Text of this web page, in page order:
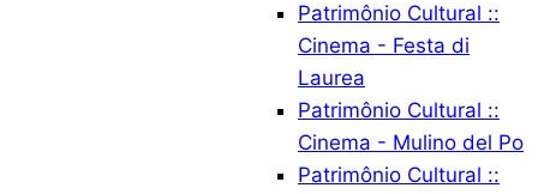
Patrimônio Cultural ::
Cinema - Festa di
Laurea
Patrimônio Cultural ::
Cinema - Mulino del Po
Patrimônio Cultural ::